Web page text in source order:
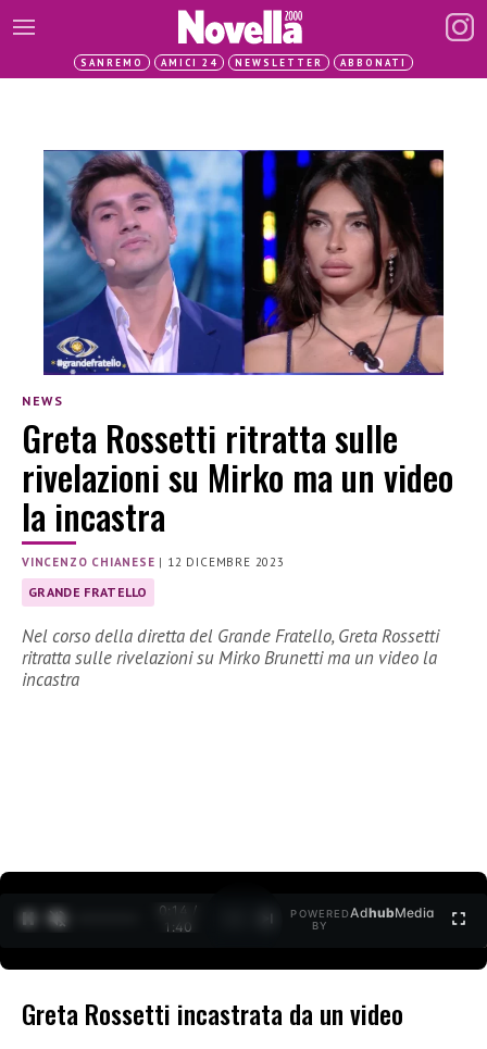
SANREMO AMICI 24 NEWSLETTER ABBONATI
NEWS
Greta Rossetti ritratta sulle
rivelazioni su Mirko ma un video
la incastra
VINCENZO CHIANESE | 12 DICEMBRE 2023
GRANDE FRATELLO
Nel corso della diretta del Grande Fratello, Greta Rossetti
ritratta sulle rivelazioni su Mirko Brunetti ma un video la
incastra
0:15 /
1:40
POWERED
BY
AdhubMedia
Greta Rossetti incastrata da un video